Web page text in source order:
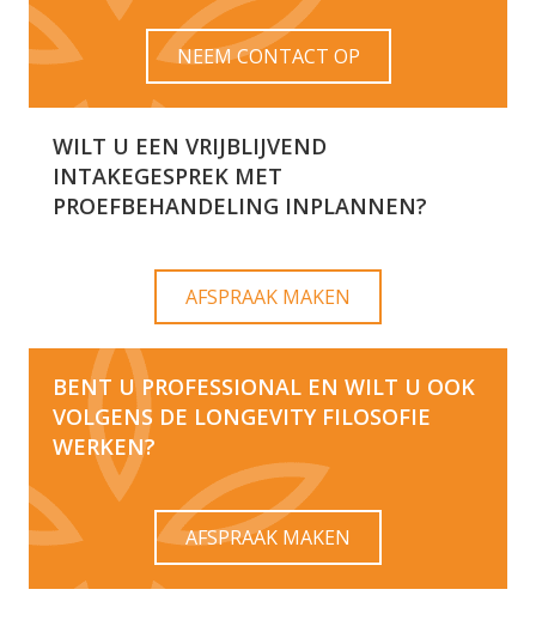
NEEM CONTACT OP
WILT U EEN VRIJBLIJVEND
INTAKEGESPREK MET
PROEFBEHANDELING INPLANNEN?
AFSPRAAK MAKEN
BENT U PROFESSIONAL EN WILT U OOK
VOLGENS DE LONGEVITY FILOSOFIE
WERKEN?
AFSPRAAK MAKEN